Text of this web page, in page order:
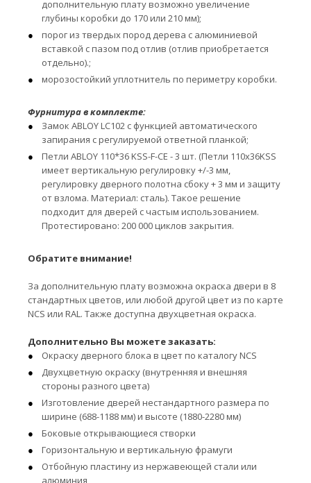
дополнительную плату возможно увеличение
глубины коробки до 170 или 210 мм);
порог из твердых пород дерева с алюминиевой
вставкой с пазом под отлив (отлив приобретается
отдельно).;
морозостойкий уплотнитель по периметру коробки.
Фурнитура в комплекте:
Замок ABLOY LC102 с функцией автоматического
запирания с регулируемой ответной планкой;
Петли ABLOY 110*36 KSS-F-CE - 3 шт. (Петли 110x36KSS
имеет вертикальную регулировку +/-3 мм,
регулировку дверного полотна сбоку + 3 мм и защиту
от взлома. Материал: сталь). Такое решение
подходит для дверей с частым использованием.
Протестировано: 200 000 циклов закрытия.
Обратите внимание!
За дополнительную плату возможна окраска двери в 8
стандартных цветов, или любой другой цвет из по карте
NCS или RAL. Также доступна двухцветная окраска.
Дополнительно Вы можете заказать:
Окраску дверного блока в цвет по каталогу NCS
Двухцветную окраску (внутренняя и внешняя
стороны разного цвета)
Изготовление дверей нестандартного размера по
ширине (688-1188 мм) и высоте (1880-2280 мм)
Боковые открывающиеся створки
Горизонтальную и вертикальную фрамуги
Отбойную пластину из нержавеющей стали или
алюминия